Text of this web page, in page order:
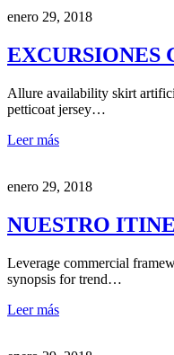
enero 29, 2018
EXCURSIONES
Allure availability skirt
petticoat jersey…
Leer más
enero 29, 2018
NUESTRO
Leverage commercial
synopsis for trend…
Leer más